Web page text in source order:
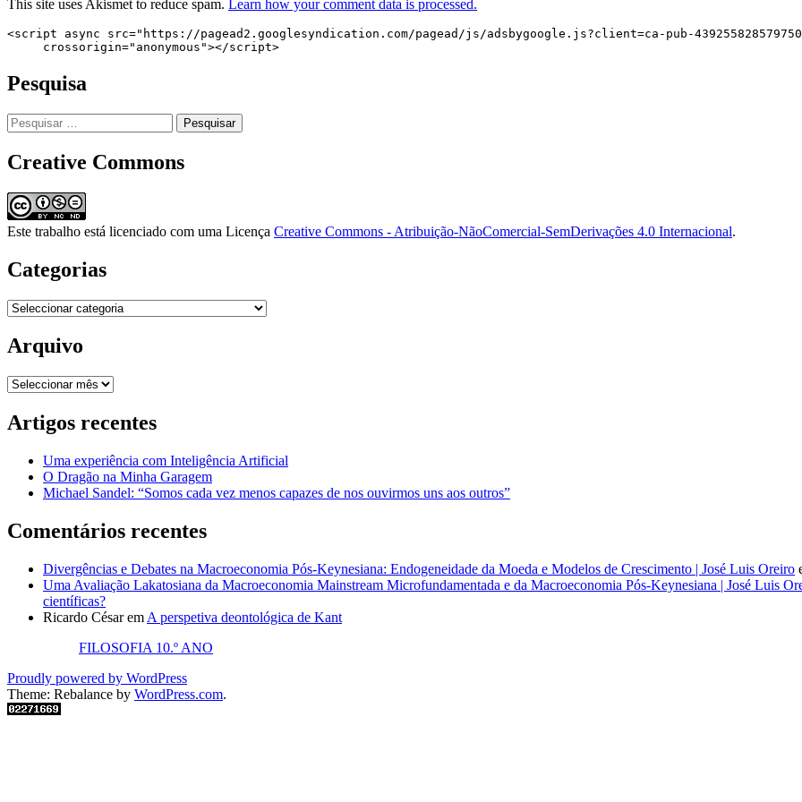
This site uses Akismet to reduce spam. Learn how your comment data is processed.
<script async src="https://pagead2.googlesyndication.com/pagead/js/adsbygoogle.js?client=ca-pub-
     crossorigin="anonymous"></script>
Pesquisa
Pesquisar
por:
Creative Commons
Este trabalho está licenciado com uma Licença Creative Commons - Atribuição-NãoComercial-SemDerivações 4.0 Internacional.
Categorias
Categorias
Arquivo
Arquivo
Artigos recentes
Uma experiência com Inteligência Artificial
O Dragão na Minha Garagem
Michael Sandel: “Somos cada vez menos capazes de nos ouvirmos uns aos outros”
Comentários recentes
Divergências e Debates na Macroeconomia Pós-Keynesiana: Endogeneidade da Moeda e Modelos de Crescimento | José Luis Oreiro
Uma Avaliação Lakatosiana da Macroeconomia Mainstream Microfundamentada e da Macroeconomia Pós-Keynesiana | José Luis
científicas?
Ricardo Césarem A perspetiva deontológica de Kant
FILOSOFIA 10.º ANO
Proudly powered by WordPress
Theme: Rebalance by WordPress.com.